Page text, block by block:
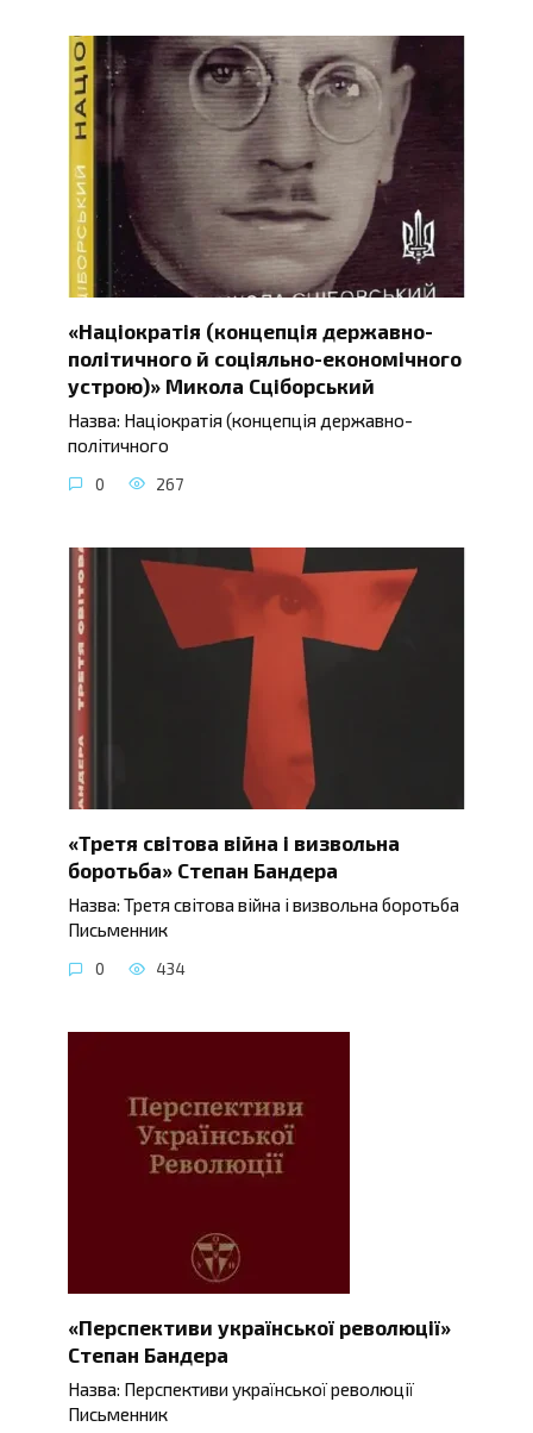
«Націократія (концепція державно-
політичного й соціяльно-економічного
устрою)» Микола Сціборський
Назва: Націократія (концепція державно-
політичного
0 267
«Третя світова війна і визвольна
боротьба» Степан Бандера
Назва: Третя світова війна і визвольна боротьба
Письменник
0 434
«Перспективи української революції»
Степан Бандера
Назва: Перспективи української революції
Письменник